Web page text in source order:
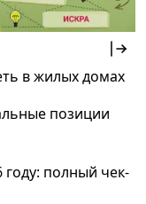
в жилых домах
позиции
полный чек-